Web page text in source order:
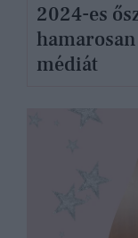
2024-es
médiát